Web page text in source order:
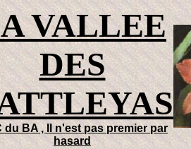
VALLEE
DES
du BA , Il n'est pas premier par
hasard